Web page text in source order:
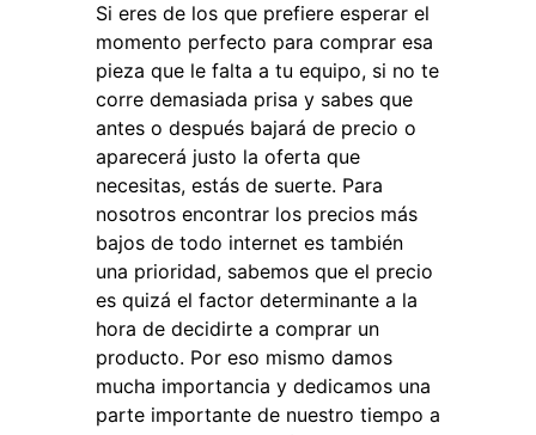
Si eres de los que prefiere esperar el
momento perfecto para comprar esa
pieza que le falta a tu equipo, si no te
corre demasiada prisa y sabes que
antes o después bajará de precio o
aparecerá justo la oferta que
necesitas, estás de suerte. Para
nosotros encontrar los precios más
bajos de todo internet es también
una prioridad, sabemos que el precio
es quizá el factor determinante a la
hora de decidirte a comprar un
producto. Por eso mismo damos
mucha importancia y dedicamos una
parte importante de nuestro tiempo a